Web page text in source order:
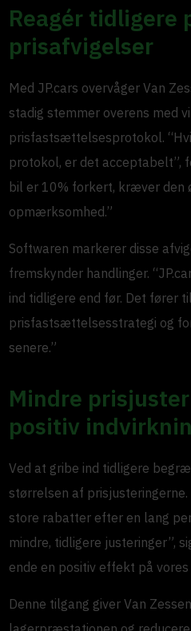
Reagér tidligere
prisafvigelser
Med JP.cars overvåger Van
stadig stemmer overens med
prisfastsættelsesprotokol.
protokol, er det acceptabelt”,
bil er 10% forkert, kræver den
opmærksomhed.”
Softwaren markerer disse
fremskynder handlinger.
ind tidligere end før. Det fører
prisfastsættelsesstrategi og
senere.”
Mindre
positiv
Ved at gribe ind tidligere
størrelsen af
store rabatter efter en lang
mindre, tidligere justeringer”,
ende en positiv effekt på vores
Denne tilgang giver Van